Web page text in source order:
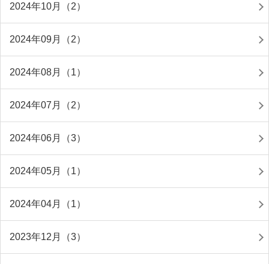
2024年10月（2）
2024年09月（2）
2024年08月（1）
2024年07月（2）
2024年06月（3）
2024年05月（1）
2024年04月（1）
2023年12月（3）